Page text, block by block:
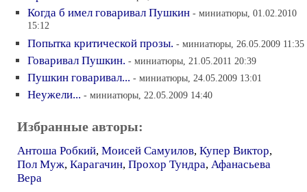
Когда б имел говаривал Пушкин - миниатюры, 01.02.2010
15:12
Попытка критической прозы. - миниатюры, 26.05.2009 11:35
Говаривал Пушкин. - миниатюры, 21.05.2011 20:39
Пушкин говаривал... - миниатюры, 24.05.2009 13:01
Неужели... - миниатюры, 22.05.2009 14:40
Избранные авторы:
Антоша Робкий, Моисей Самуилов, Купер Виктор,
Пол Муж, Карагачин, Прохор Тундра, Афанасьева
Вера